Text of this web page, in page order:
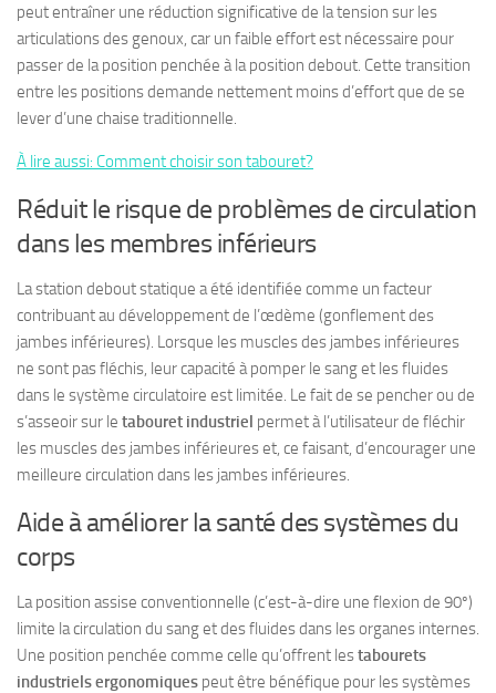
peut entraîner une réduction significative de la tension sur les
articulations des genoux, car un faible effort est nécessaire pour
passer de la position penchée à la position debout. Cette transition
entre les positions demande nettement moins d’effort que de se
lever d’une chaise traditionnelle.
À lire aussi: Comment choisir son tabouret?
Réduit le risque de problèmes de circulation
dans les membres inférieurs
La station debout statique a été identifiée comme un facteur
contribuant au développement de l’œdème (gonflement des
jambes inférieures). Lorsque les muscles des jambes inférieures
ne sont pas fléchis, leur capacité à pomper le sang et les fluides
dans le système circulatoire est limitée. Le fait de se pencher ou de
s’asseoir sur le tabouret industriel permet à l’utilisateur de fléchir
les muscles des jambes inférieures et, ce faisant, d’encourager une
meilleure circulation dans les jambes inférieures.
Aide à améliorer la santé des systèmes du
corps
La position assise conventionnelle (c’est-à-dire une flexion de 90º)
limite la circulation du sang et des fluides dans les organes internes.
Une position penchée comme celle qu’offrent lestabourets
industriels ergonomiques peut être bénéfique pour les systèmes